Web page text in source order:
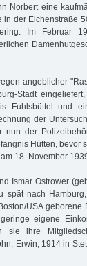
Norbert eine
der Eichenstraße
Im Februar
angeblicher
Stadt
Fuhlsbüttel und
der
der
Hütten, bevor
18. November
Ismar Ostrower
spät nach
USA geborene
eigene
sie ihre
Erwin, 1914 in